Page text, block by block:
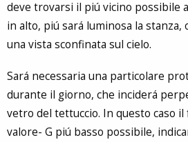
deve trovarsi il piú vicino possibile
in alto, piú sará luminosa la
una vista sconfinata sul cielo.
Sará necessaria una particolare
durante il giorno, che inciderá
vetro del tettuccio. In questo caso
valore- G piú basso possibile,